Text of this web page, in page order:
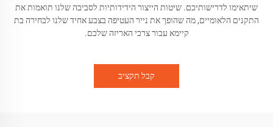
שיתאימו לדרישותיכם. שיטות הייצור הידידותיות לסביבה שלנו תואמות את
התקנים הלאומיים, מה שהופך את נייר העטיפה בצבע אחיד שלנו לבחירה בת
קיימא עבור צרכי האריזה שלכם.
קבל תקציב